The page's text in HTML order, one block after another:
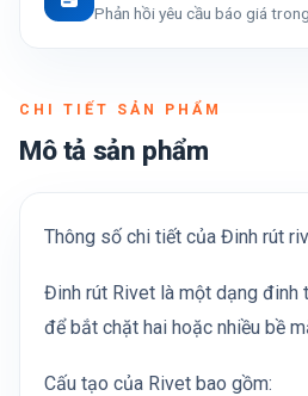
Phản hồi yêu cầu báo giá
CHI TIẾT SẢN PHẨM
Mô tả sản phẩm
Thông số chi tiết của Đinh rút
Đinh rút Rivet là một dạng đinh
để bắt chặt hai hoặc nhiều bề
Cấu tạo của Rivet bao gồm: